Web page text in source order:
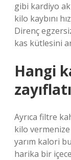
gibi kardiyo
kilo kaybını
Direnç
kas kütlesini
Hangi
Ayrıca filtre
kilo vermenize
yarım kalori
harika bir